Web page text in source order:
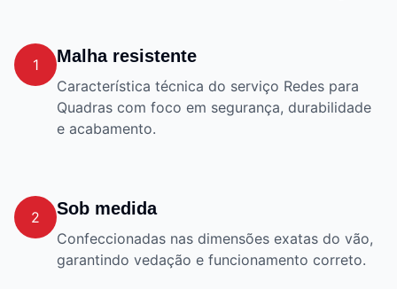
1 Malha resistente
Característica técnica do serviço Redes para
Quadras com foco em segurança, durabilidade
e acabamento.
2 Sob medida
Confeccionadas nas dimensões exatas do vão,
garantindo vedação e funcionamento correto.